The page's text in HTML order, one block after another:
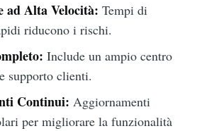
ad Alta Velocità: Tempi di
riducono i rischi.
Include un ampio centro
supporto clienti.
Continui: Aggiornamenti
per migliorare la funzionalità